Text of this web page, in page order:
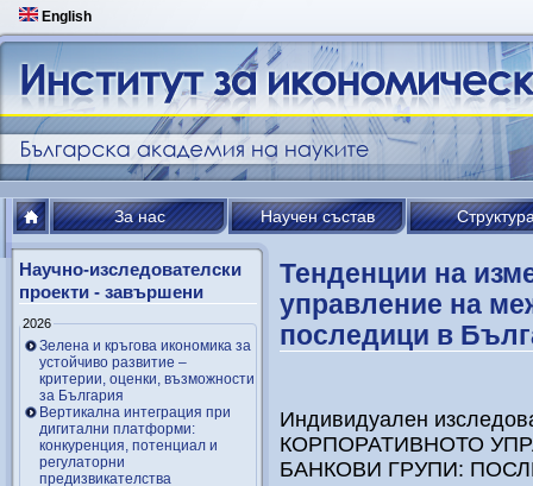
English
За нас Научен състав
Научно-изследователски
проекти - завършени
2026
Зелена и кръгова икономика за
устойчиво развитие –
критерии, оценки, възможности
за България
Вертикална интеграция при
дигитални платформи:
конкуренция, потенциал и
регулаторни
предизвикателства
Тенденции на
управление на
последици в
Индивидуален
КОРПОРАТИВНОТО
БАНКОВИ ГРУПИ: